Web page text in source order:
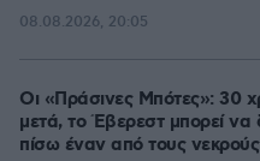
08.08.2026, 20:05
Οι «Πράσινες Μπότες»: 30
μετά, το Έβερεστ μπορεί να
πίσω έναν από τους